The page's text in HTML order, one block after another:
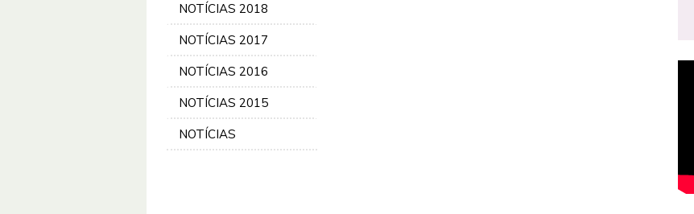
NOTÍCIAS 2018
NOTÍCIAS 2017
NOTÍCIAS 2016
NOTÍCIAS 2015
NOTÍCIAS